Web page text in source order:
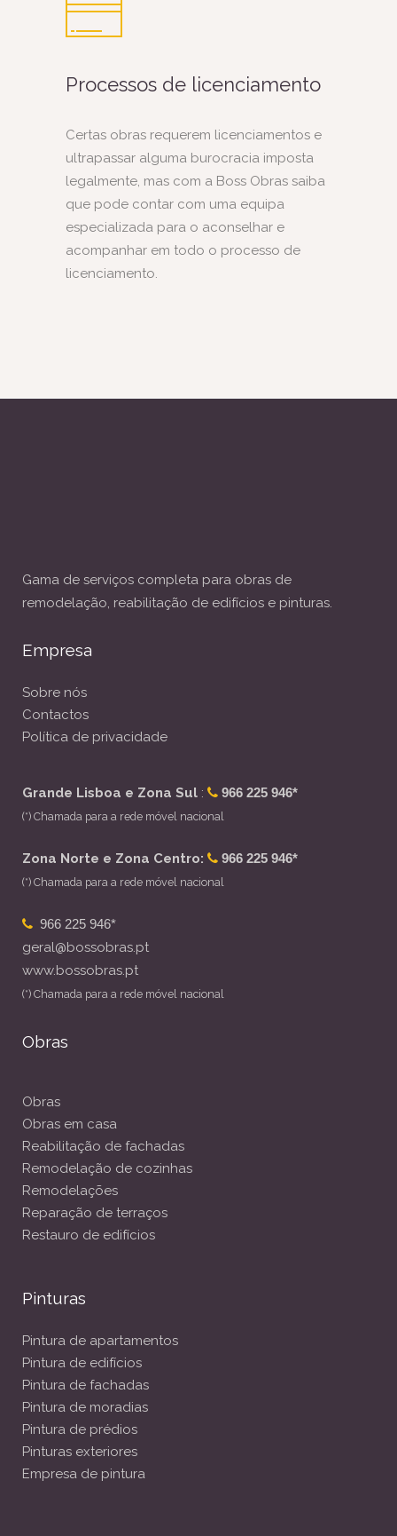
Processos de licenciamento
Certas obras requerem licenciamentos e
ultrapassar alguma burocracia imposta
legalmente, mas com a Boss Obras saiba
que pode contar com uma equipa
especializada para o aconselhar e
acompanhar em todo o processo de
licenciamento.
Gama de serviços completa para obras de
remodelação, reabilitação de edifícios e pinturas.
Empresa
Sobre nós
Contactos
Política de privacidade
Grande Lisboa e Zona Sul : 966 225 946*
(*) Chamada para a rede móvel nacional
Zona Norte e Zona Centro: 966 225 946*
(*) Chamada para a rede móvel nacional
966 225 946*
geral@bossobras.pt
www.bossobras.pt
(*) Chamada para a rede móvel nacional
Obras
Obras
Obras em casa
Reabilitação de fachadas
Remodelação de cozinhas
Remodelações
Reparação de terraços
Restauro de edifícios
Pinturas
Pintura de apartamentos
Pintura de edifícios
Pintura de fachadas
Pintura de moradias
Pintura de prédios
Pinturas exteriores
Empresa de pintura